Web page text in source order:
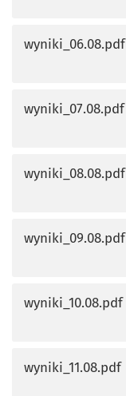
wyniki_06.08.pdf
wyniki_07.08.pdf
wyniki_08.08.pdf
wyniki_09.08.pdf
wyniki_10.08.pdf
wyniki_11.08.pdf